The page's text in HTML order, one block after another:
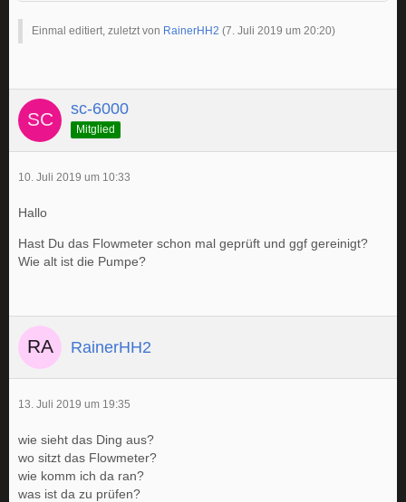
Einmal editiert, zuletzt von RainerHH2 (7. Juli 2019 um 20:20)
sc-6000
Mitglied
10. Juli 2019 um 10:33
Hallo
Hast Du das Flowmeter schon mal geprüft und ggf gereinigt?
Wie alt ist die Pumpe?
RainerHH2
13. Juli 2019 um 19:35
wie sieht das Ding aus?
wo sitzt das Flowmeter?
wie komm ich da ran?
was ist da zu prüfen?